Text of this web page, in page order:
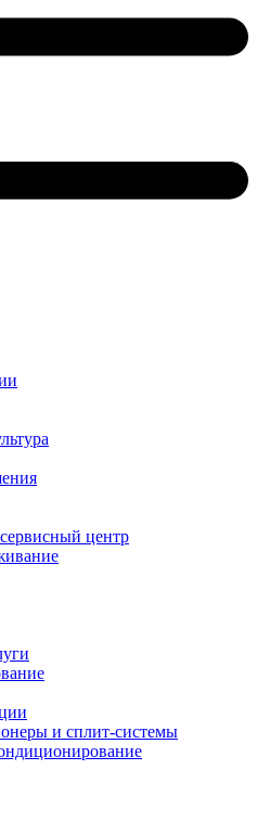
центр
и сплит-системы